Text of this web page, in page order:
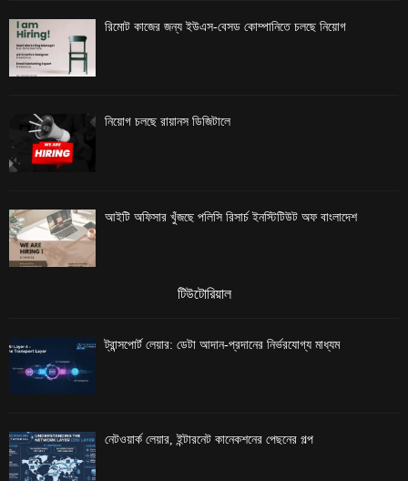
রিমোট কাজের জন্য ইউএস-বেসড কোম্পানিতে চলছে নিয়োগ
নিয়োগ চলছে রায়ানস ডিজিটালে
আইটি অফিসার খুঁজছে পলিসি রিসার্চ ইনস্টিটিউট অফ বাংলাদেশ
টিউটোরিয়াল
ট্রান্সপোর্ট লেয়ার: ডেটা আদান-প্রদানের নির্ভরযোগ্য মাধ্যম
নেটওয়ার্ক লেয়ার, ইন্টারনেট কানেকশনের পেছনের গল্প